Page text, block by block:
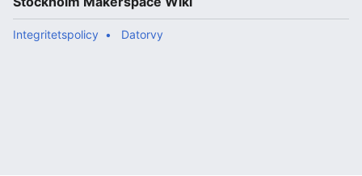
Integritetspolicy Datorvy